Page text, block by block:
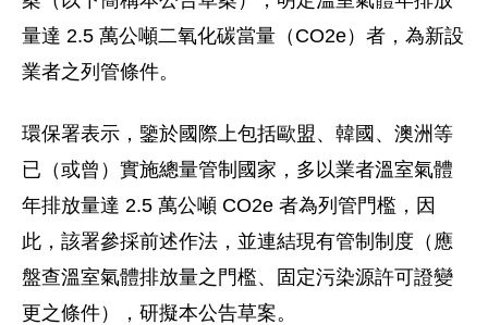
量達 2.5 萬公噸二氧化碳當量（CO2e）者，為新設
業者之列管條件。
環保署表示，鑒於國際上包括歐盟、韓國、澳洲等
已（或曾）實施總量管制國家，多以業者溫室氣體
年排放量達 2.5 萬公噸 CO2e 者為列管門檻，因
此，該署參採前述作法，並連結現有管制制度（應
盤查溫室氣體排放量之門檻、固定污染源許可證變
更之條件），研擬本公告草案。